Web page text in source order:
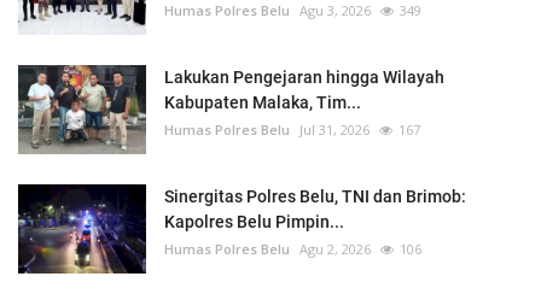
Humas Polres Belu Agu 3, 2026 349
Lakukan Pengejaran hingga Wilayah
Kabupaten Malaka, Tim...
Humas Polres Belu Jul 31, 2026 167
Sinergitas Polres Belu, TNI dan Brimob:
Kapolres Belu Pimpin...
Humas Polres Belu Agu 2, 2026 106